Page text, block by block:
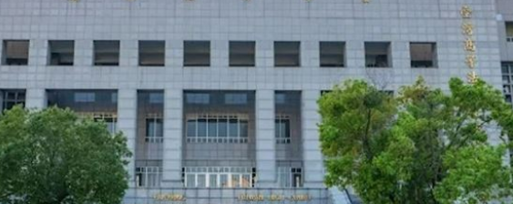
播 18:00
涯論壇9/12登場！ 10:30
7s掀足球熱潮 10:00
星吃美食！ 18:15